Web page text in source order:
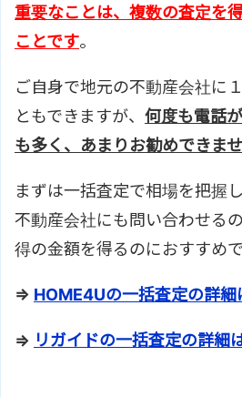
重要なことは、複数の査定を
ことです。
ご自身で地元の不動産会社に
ともできますが、 何度も電話
も多く、あまりお勧めできま
まずは一括査定で相場を把握
不動産会社にも問い合わせる
得の金額を得るのにおすすめで
⇒ HOME4Uの一括査定の詳細
⇒ リガイドの一括査定の詳細